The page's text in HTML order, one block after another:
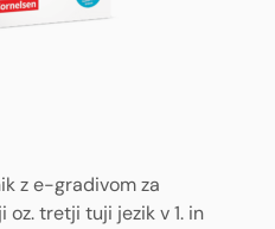
z e-gradivom za
tretji tuji jezik v 1. in